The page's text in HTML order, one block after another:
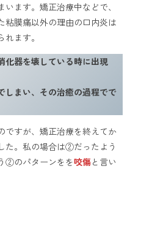
ます。矯正治療中などで、
粘膜痛以外の理由の口内炎は
ます。
器を壊している時に出現
まい、その治癒の過程でで
すが、矯正治療を終えてか
た。私の場合は②だったよう
②のパターンをを咬傷と言い